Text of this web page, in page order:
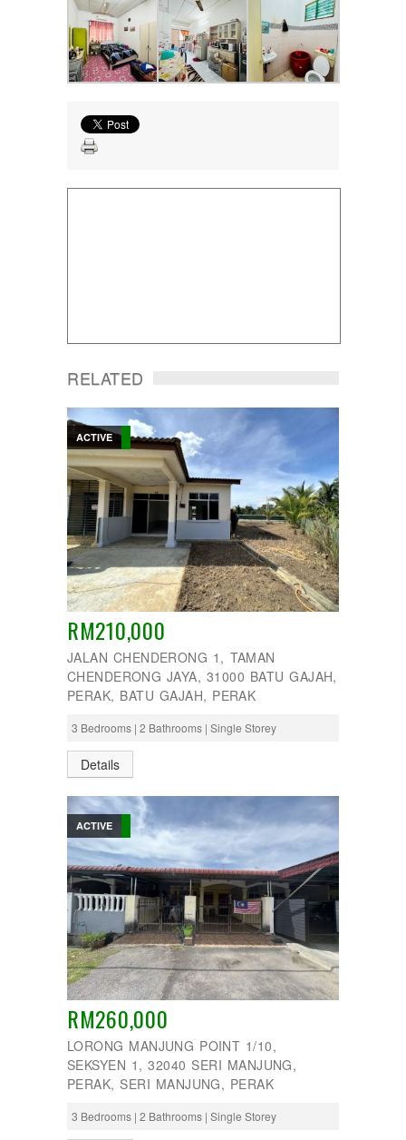
RELATED
ACTIVE
RM210,000
JALAN CHENDERONG 1, TAMAN
CHENDERONG JAYA, 31000 BATU GAJAH,
PERAK, BATU GAJAH, PERAK
3 Bedrooms | 2 Bathrooms | Single Storey
Details
ACTIVE
RM260,000
LORONG MANJUNG POINT 1/10,
SEKSYEN 1, 32040 SERI MANJUNG,
PERAK, SERI MANJUNG, PERAK
3 Bedrooms | 2 Bathrooms | Single Storey